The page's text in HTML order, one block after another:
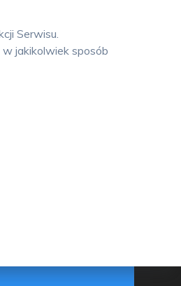
Serwisu.
jakikolwiek sposób